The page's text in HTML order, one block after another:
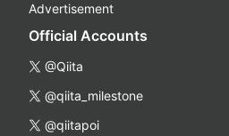
Advertisement
Official Accounts
@Qiita
@qiita_milestone
@qiitapoi